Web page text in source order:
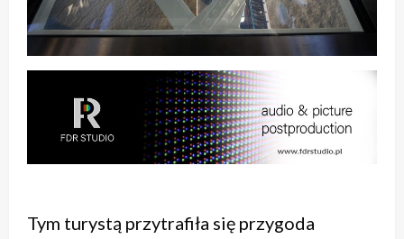
Tym turystą przytrafiła się przygoda